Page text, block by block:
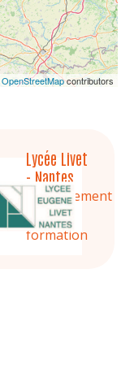
OpenStreetMapcontributors
Lycée Livet
- Nantes
Etablissement
de
formation